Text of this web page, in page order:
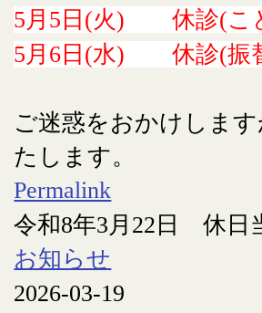
5月5日(火) 休診(こ
5月6日(水) 休診(振
ご迷惑をおかけしま
たします。
Permalink
令和8年3月22日 休日
お知らせ
2026-03-19